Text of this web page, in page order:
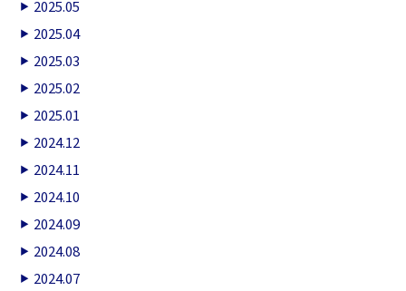
2025.05
2025.04
2025.03
2025.02
2025.01
2024.12
2024.11
2024.10
2024.09
2024.08
2024.07